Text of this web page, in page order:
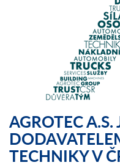
AGROTEC
TECHNIKY V